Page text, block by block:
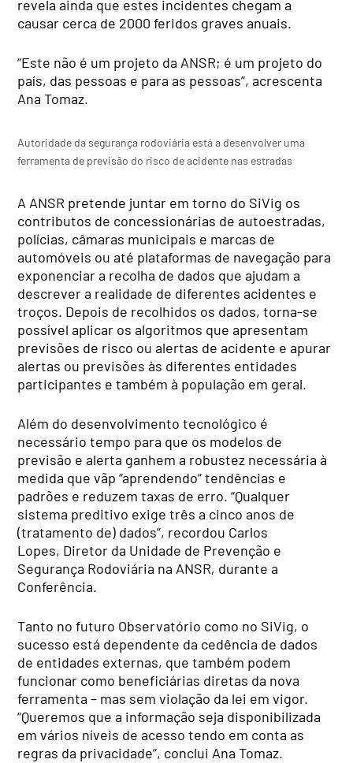
revela ainda que estes incidentes chegam a
causar cerca de 2000 feridos graves anuais.
“Este não é um projeto da ANSR; é um projeto do
país, das pessoas e para as pessoas”, acrescenta
Ana Tomaz.
Autoridade da segurança rodoviária está a desenvolver uma
ferramenta de previsão do risco de acidente nas estradas
A ANSR pretende juntar em torno do SiVig os
contributos de concessionárias de autoestradas,
polícias, câmaras municipais e marcas de
automóveis ou até plataformas de navegação para
exponenciar a recolha de dados que ajudam a
descrever a realidade de diferentes acidentes e
troços. Depois de recolhidos os dados, torna-se
possível aplicar os algoritmos que apresentam
previsões de risco ou alertas de acidente e apurar
alertas ou previsões às diferentes entidades
participantes e também à população em geral.
Além do desenvolvimento tecnológico é
necessário tempo para que os modelos de
previsão e alerta ganhem a robustez necessária à
medida que vãp “aprendendo” tendências e
padrões e reduzem taxas de erro. “Qualquer
sistema preditivo exige três a cinco anos de
(tratamento de) dados”, recordou Carlos
Lopes, Diretor da Unidade de Prevenção e
Segurança Rodoviária na ANSR, durante a
Conferência.
Tanto no futuro Observatório como no SiVig, o
sucesso está dependente da cedência de dados
de entidades externas, que também podem
funcionar como beneficiárias diretas da nova
ferramenta – mas sem violação da lei em vigor.
“Queremos que a informação seja disponibilizada
em vários níveis de acesso tendo em conta as
regras da privacidade”, conclui Ana Tomaz.